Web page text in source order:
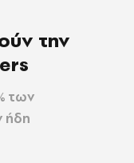
την
των
ήδη